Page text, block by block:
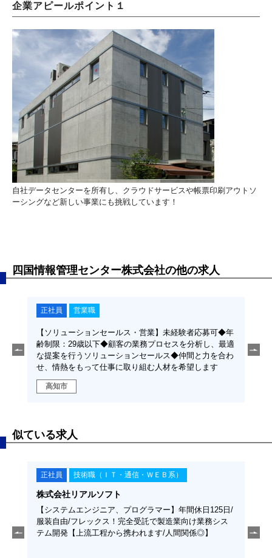
企業アピールポイント１
自社データセンターを所有し、クラウドサービスや帳票印刷アウトソ
ーシングなど新しい事業にも挑戦しています！
四国情報管理センター株式会社の他の求人
ど
材
正社員 営業職
【ソリューションセールス・営業】未経験者応募可◆年
齢制限：29歳以下◆顧客の業務プロセスを分析し、最適
な提案を行うソリューションセールス◆仲間と力を合わ
せ、情熱をもって仕事に取り組む人材を希望します
高知市
あり
間と
似ている求人
◆シ
正社員 技術職（ＩＴ・通信・ＷＥＢ系）
株式会社リアルソフト
【システムエンジニア、プログラマー】年間休日125日/
服装自由/フレックス！完全受託で製造業向け業務シス
テム開発【上流工程から携われます/人間関係◎】
り